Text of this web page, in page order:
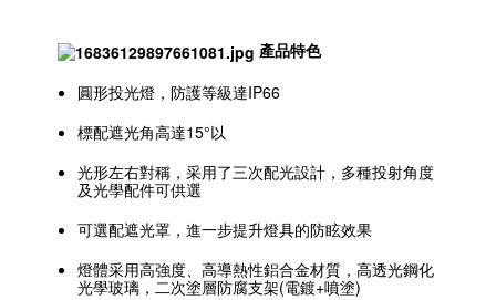
產品特色
圓形投光燈，防護等級達IP66
標配遮光⾓⾼達15°以
光形左右對稱，采⽤了三次配光設計，多種投射⾓度
及光學配件可供選
可選配遮光罩，進⼀步提升燈具的防眩效果
燈體采⽤⾼強度、⾼導熱性鋁合⾦材質，⾼透光鋼化
光學玻璃，⼆次塗層防腐⽀架(電鍍+噴塗)